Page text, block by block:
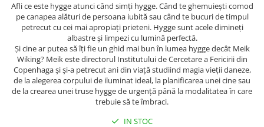
Editura Aramis
Editura Arthur
Editura Bookzone
Editura Cartea Copiilor
Editura Cartemma
Afli ce este hygge atunci când simţi hygge. Când te ghemuieşti comod
pe canapea alături de persoana iubită sau când te bucuri de timpul
petrecut cu cei mai apropiaţi prieteni. Hygge sunt acele dimineţi
albastre şi limpezi cu lumină perfectă.
Şi cine ar putea să îţi fie un ghid mai bun în lumea hygge decât Meik
Wiking? Meik este directorul Institutului de Cercetare a Fericirii din
Copenhaga şi şi-a petrecut ani din viaţă studiind magia vieţii daneze,
de la alegerea corpului de iluminat ideal, la planificarea unei cine sau
de la crearea unei truse hygge de urgenţă până la modalitatea în care
trebuie să te îmbraci.
IN STOC